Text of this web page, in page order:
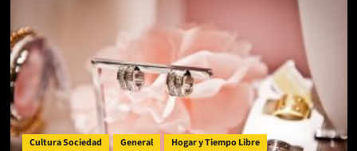
Cultura Sociedad General
Hogar y Tiempo Libre